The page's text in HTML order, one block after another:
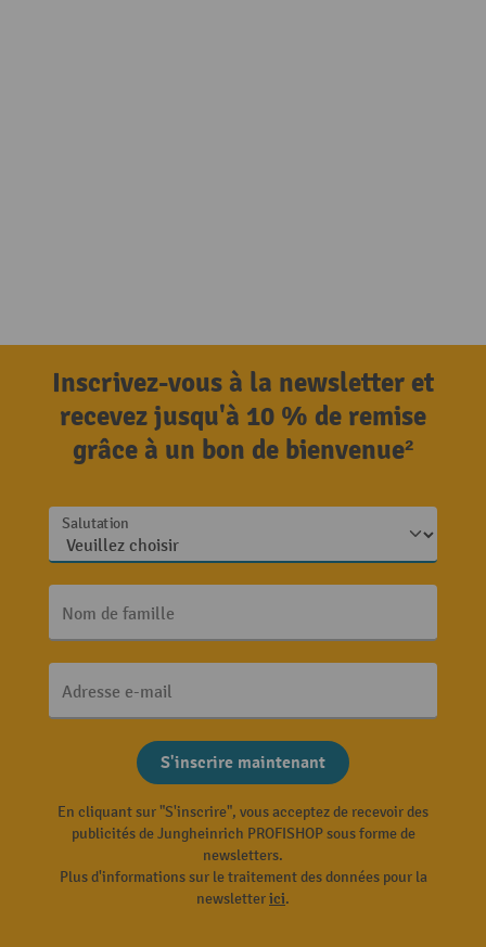
Inscrivez-vous à la newsletter et
recevez jusqu'à 10 % de remise
grâce à un bon de bienvenue²
Salutation
Nom de famille
Adresse e-mail
S'inscrire maintenant
En cliquant sur "S'inscrire", vous acceptez de recevoir des
publicités de Jungheinrich PROFISHOP sous forme de
newsletters.
Plus d'informations sur le traitement des données pour la
newsletterici.